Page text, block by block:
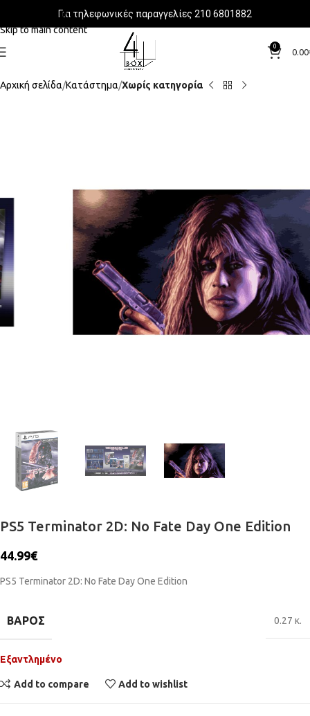
Skip to navigation
Skip to main content
Για τηλεφωνικές παραγγελίες 210 6801882
0
0.00
Αρχική σελίδα Κατάστημα Χωρίς κατηγορία
PS5 Terminator 2D: No Fate Day One Edition
44.99€
PS5 Terminator 2D: No Fate Day One Edition
ΒΆΡΟΣ 0.27 κ.
Εξαντλημένο
Add to compare Add to wishlist